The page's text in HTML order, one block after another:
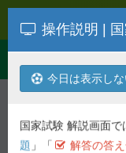
操作説明 |
今日は表示し
国家試験 解説画面
題 」「 解答の答
navigation
平成29年